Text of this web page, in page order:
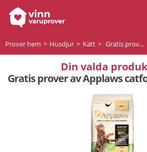
Prover hem Husdjur Katt Gratis prover av Applaws catfood 100% organic
Din valda
Gratis prover av Applaws